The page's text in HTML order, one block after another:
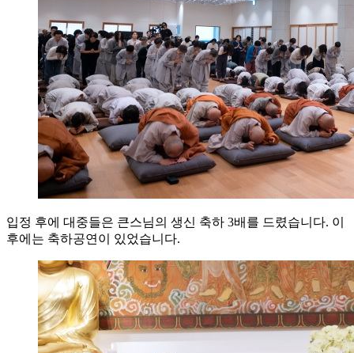
입정 후에 대중들은 큰스님의 생신 축하 3배를 드렸습니다. 이
후에는 축하공연이 있었습니다.